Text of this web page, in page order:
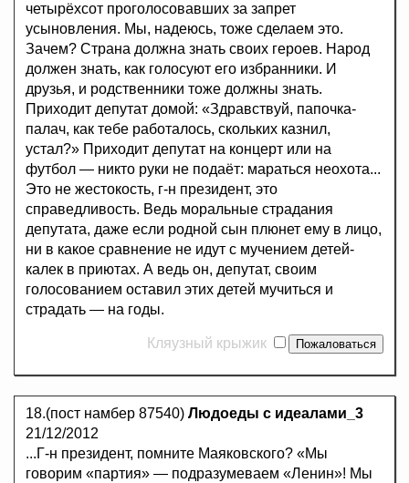
четырёхсот проголосовавших за запрет
усыновления. Мы, надеюсь, тоже сделаем это.
Зачем? Страна должна знать своих героев. Народ
должен знать, как голосуют его избранники. И
друзья, и родственники тоже должны знать.
Приходит депутат домой: «Здравствуй, папочка-
палач, как тебе работалось, скольких казнил,
устал?» Приходит депутат на концерт или на
футбол — никто руки не подаёт: мараться неохота...
Это не жестокость, г-н президент, это
справедливость. Ведь моральные страдания
депутата, даже если родной сын плюнет ему в лицо,
ни в какое сравнение не идут с мучением детей-
калек в приютах. А ведь он, депутат, своим
голосованием оставил этих детей мучиться и
страдать — на годы.
Кляузный крыжик
18.(пост намбер 87540) Людоеды с идеалами_3
21/12/2012
...Г-н президент, помните Маяковского? «Мы
говорим «партия» — подразумеваем «Ленин»! Мы